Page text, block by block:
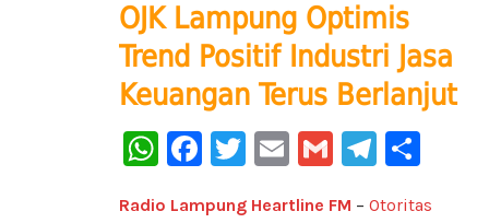
OJK Lampung Optimis
Trend Positif Industri Jasa
Keuangan Terus Berlanjut
WhatsApp
Facebook
Twitter
EmailGmail
Radio Lampung Heartline FM – Otoritas